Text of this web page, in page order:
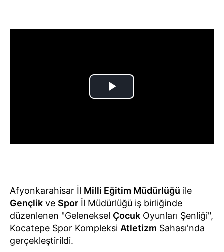
Afyonkarahisar İl Milli Eğitim Müdürlüğü ile
Gençlik ve Spor İl Müdürlüğü iş birliğinde
düzenlenen "Geleneksel Çocuk Oyunları Şenliği",
Kocatepe Spor Kompleksi Atletizm Sahası'nda
gerçekleştirildi.